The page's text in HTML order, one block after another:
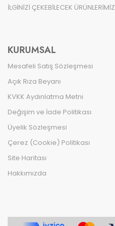
İLGİNİZİ ÇEKEBİLECEK ÜRÜNLERİMİZ
KURUMSAL
Mesafeli Satış Sözleşmesi
Açık Rıza Beyanı
KVKK Aydınlatma Metni
Değişim ve İade Politikası
Üyelik Sözleşmesi
Çerez (Cookie) Politikası
Site Haritası
Hakkımızda